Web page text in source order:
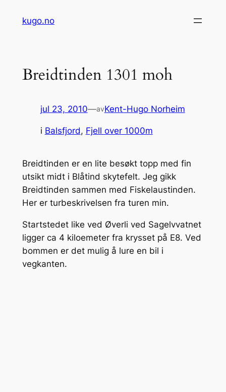
kugo.no
Breidtinden 1301 moh
jul 23, 2010—avKent-Hugo Norheim
i Balsfjord, Fjell over 1000m
Breidtinden er en lite besøkt topp med fin
utsikt midt i Blåtind skytefelt. Jeg gikk
Breidtinden sammen med Fiskelaustinden.
Her er turbeskrivelsen fra turen min.
Startstedet like ved Øverli ved Sagelvvatnet
ligger ca 4 kiloemeter fra krysset på E8. Ved
bommen er det mulig å lure en bil i
vegkanten.